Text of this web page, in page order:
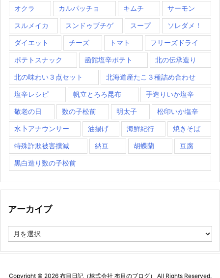
オクラ カルパッチョ キムチ サーモン
スルメイカ スンドゥブチゲ スープ ソレダメ！
ダイエット チーズ トマト フリーズドライ
ポテトスナック 函館塩辛ポテト 北の伝承造り
北の味わい３点セット 北海道産たこ３種詰め合わせ
塩辛レシピ 帆立とろろ昆布 手造りいか塩辛
敬老の日 数の子松前 明太子 松印いか塩辛
水卜アナウンサー 油揚げ 海鮮紀行 焼きそば
特殊詐欺被害撲滅 納豆 胡蝶蘭 豆腐
黒白造り数の子松前
アーカイブ
ー
Copyright © 2026 布目日記（株式会社 布目のブログ） All Rights Reserved.